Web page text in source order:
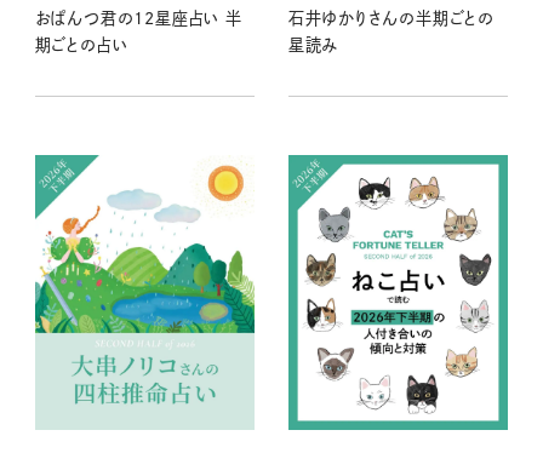
おぱんつ君の12星座占い 半
期ごとの占い
石井ゆかりさんの半期ごとの
星読み